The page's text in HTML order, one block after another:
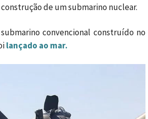
de um submarino nuclear.
convencional construído no
lançado ao mar.